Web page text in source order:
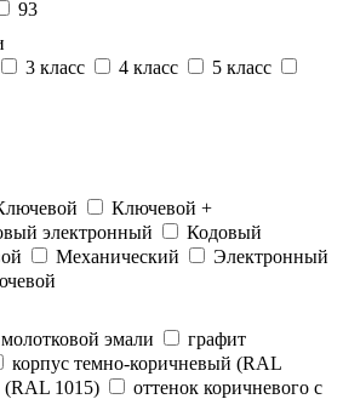
93
3 класс 4 класс
5 класс
Ключевой +
электронный
Кодовый
Механический
Электронный
эмали
графит
корпус темно-коричневый (RAL
(RAL 1015)
оттенок коричневого с